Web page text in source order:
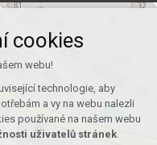
cookies
webu!
technologie, aby
a vy na webu nalezli
používané na našem webu
uživatelů stránek.